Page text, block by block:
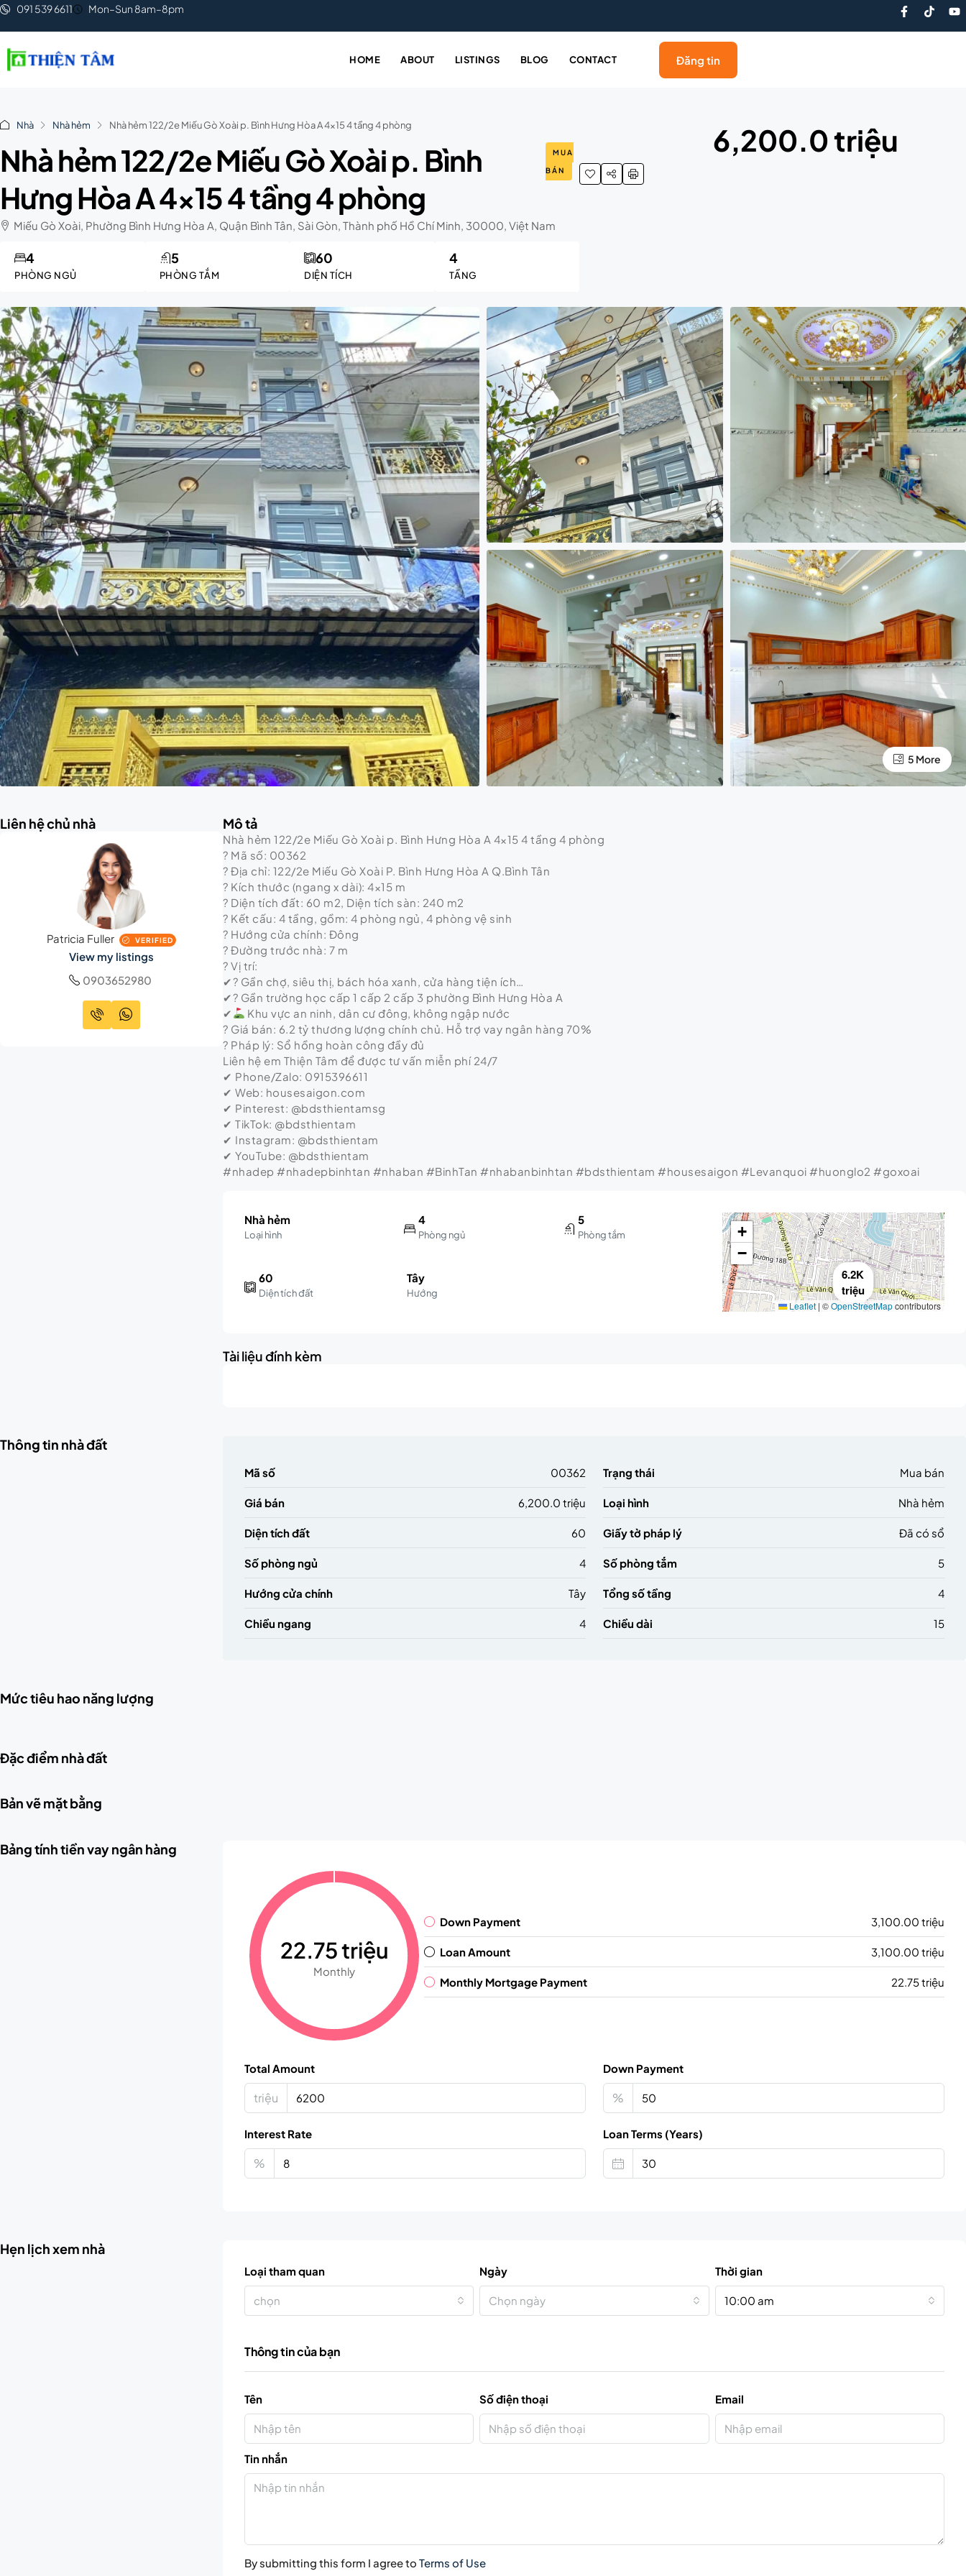
091 539 6611 Mon–Sun 8am–8pm
HOME ABOUT LISTINGS BLOG CONTACT Đăng tin
Nhà Nhà hẻm Nhà hẻm 122/2e Miếu Gò Xoài p. Bình Hưng Hòa A 4×15 4 tầng 4 phòng
Nhà hẻm 122/2e Miếu Gò Xoài p. Bình
Hưng Hòa A 4×15 4 tầng 4 phòng
MUA
BÁN
Miếu Gò Xoài, Phường Bình Hưng Hòa A, Quận Bình Tân, Sài Gòn, Thành phố Hồ Chí Minh, 30000, Việt Nam
PHÒNG NGỦ
4
PHÒNG TẮM
5
DIỆN TÍCH
60
TẦNG
4
6,200.0 triệu
5 More
Liên hệ chủ nhà
Patricia Fuller VERIFIED
View my listings
0903652980
Mô tả
Nhà hẻm 122/2e Miếu Gò Xoài p. Bình Hưng Hòa A 4×15 4 tầng 4 phòng
? Mã số: 00362
? Địa chỉ: 122/2e Miếu Gò Xoài P. Bình Hưng Hòa A Q.Bình Tân
? Kích thước (ngang x dài): 4×15 m
? Diện tích đất: 60 m2, Diện tích sàn: 240 m2
? Kết cấu: 4 tầng, gồm: 4 phòng ngủ, 4 phòng vệ sinh
? Hướng cửa chính: Đông
? Đường trước nhà: 7 m
? Vị trí:
✔? Gần chợ, siêu thị, bách hóa xanh, cửa hàng tiện ích…
✔? Gần trường học cấp 1 cấp 2 cấp 3 phường Bình Hưng Hòa A
✔
Khu vực an ninh, dân cư đông, không ngập nước
? Giá bán: 6.2 tỷ thương lượng chính chủ. Hỗ trợ vay ngân hàng 70%
? Pháp lý: Sổ hồng hoàn công đầy đủ
Liên hệ em Thiện Tâm để được tư vấn miễn phí 24/7
✔ Phone/Zalo: 0915396611
✔ Web: housesaigon.com
✔ Pinterest: @bdsthientamsg
✔ TikTok: @bdsthientam
✔ Instagram: @bdsthientam
✔ YouTube: @bdsthientam
#nhadep #nhadepbinhtan #nhaban #BinhTan #nhabanbinhtan #bdsthientam #housesaigon #Levanquoi #huonglo2 #goxoai
Nhà hẻm
Loại hình
4
Phòng ngủ
5
Phòng tắm
60
Diện tích đất
Tây
Hướng
6.2K
triệu
+
−
Leaflet | ©OpenStreetMapcontributors
Tài liệu đính kèm
Thông tin nhà đất
Mã số 00362 Trạng thái Mua bán
Giá bán 6,200.0 triệu Loại hình Nhà hẻm
Diện tích đất 60 Giấy tờ pháp lý Đã có sổ
Số phòng ngủ 4 Số phòng tắm 5
Hướng cửa chính Tây Tổng số tầng 4
Chiều ngang 4 Chiều dài 15
Mức tiêu hao năng lượng
Đặc điểm nhà đất
Bản vẽ mặt bằng
Bảng tính tiền vay ngân hàng
22.75 triệu
Monthly
Down Payment 3,100.00 triệu
Loan Amount 3,100.00 triệu
Monthly Mortgage Payment 22.75 triệu
Total Amount
triệu
Down Payment
%
Interest Rate
%
Loan Terms (Years)
Hẹn lịch xem nhà
Loại tham quan
chọn
Ngày
Chọn ngày
Thời gian
10:00 am
Thông tin của bạn
Tên Số điện thoại Email
Tin nhắn
By submitting this form I agree toTerms of Use